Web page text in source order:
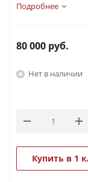
Подробнее
80 000 руб.
Нет в наличии
Купить в 1